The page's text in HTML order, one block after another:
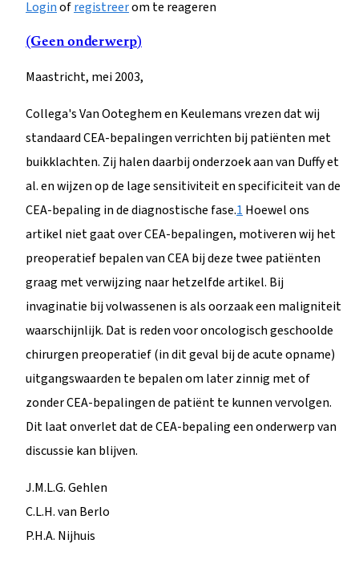
Loginofregistreerom te reageren
(Geen onderwerp)
Maastricht, mei 2003,
Collega's Van Ooteghem en Keulemans vrezen dat wij
standaard CEA-bepalingen verrichten bij patiënten met
buikklachten. Zij halen daarbij onderzoek aan van Duffy et
al. en wijzen op de lage sensitiviteit en specificiteit van de
CEA-bepaling in de diagnostische fase.1 Hoewel ons
artikel niet gaat over CEA-bepalingen, motiveren wij het
preoperatief bepalen van CEA bij deze twee patiënten
graag met verwijzing naar hetzelfde artikel. Bij
invaginatie bij volwassenen is als oorzaak een maligniteit
waarschijnlijk. Dat is reden voor oncologisch geschoolde
chirurgen preoperatief (in dit geval bij de acute opname)
uitgangswaarden te bepalen om later zinnig met of
zonder CEA-bepalingen de patiënt te kunnen vervolgen.
Dit laat onverlet dat de CEA-bepaling een onderwerp van
discussie kan blijven.
J.M.L.G. Gehlen
C.L.H. van Berlo
P.H.A. Nijhuis